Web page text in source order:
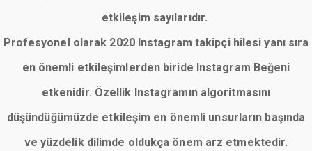
etkileşim sayılarıdır.
Profesyonel olarak 2020 Instagram takipçi hilesi yanı sıra
en önemli etkileşimlerden biride Instagram Beğeni
etkenidir. Özellik Instagramın algoritmasını
düşündüğümüzde etkileşim en önemli unsurların başında
ve yüzdelik dilimde oldukça önem arz etmektedir.